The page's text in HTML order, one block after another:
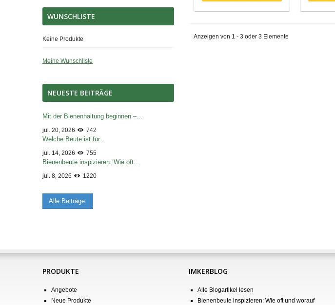
WUNSCHLISTE
Keine Produkte
Meine Wunschliste
NEUESTE BEITRÄGE
Mit der Bienenhaltung beginnen –...
jul. 20, 2026 742
Welche Beute ist für...
jul. 14, 2026 755
Bienenbeute inspizieren: Wie oft...
jul. 8, 2026 1220
Alle Beiträge
Anzeigen von 1 - 3 oder 3 Elemente
PRODUKTE
Angebote
Neue Produkte
IMKERBLOG
Alle Blogartikel lesen
Bienenbeute inspizieren: Wie oft und worauf